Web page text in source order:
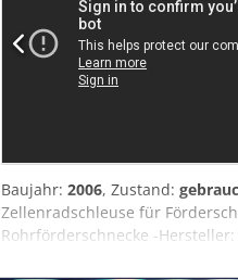
Baujahr: 2006, Zustand:
Zellenradschleuse für
Rohrförderschnecke -
Antriebsmotor: SEW-Eurodrive